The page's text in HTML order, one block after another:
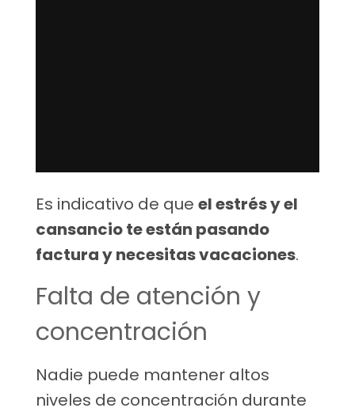
Es indicativo de que el estrés y el
cansancio te están pasando
factura y necesitas vacaciones.
Falta de atención y
concentración
Nadie puede mantener altos
niveles de concentración durante